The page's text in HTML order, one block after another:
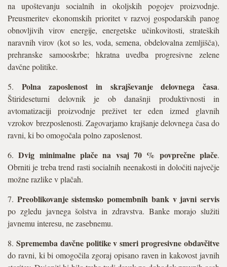
na upoštevanju socialnih in okoljskih pogojev proizvodnje.
Preusmeritev ekonomskih prioritet v razvoj gospodarskih panog
obnovljivih virov energije, energetske učinkovitosti, strateških
naravnih virov (kot so les, voda, semena, obdelovalna zemljišča),
prehranske samooskrbe; hkratna uvedba progresivne zelene
davčne politike.
5. Polna zaposlenost in skrajševanje delovnega časa.
Štirideseturni delovnik je ob današnji produktivnosti in
avtomatizaciji proizvodnje preživet ter eden izmed glavnih
vzrokov brezposlenosti. Zagovarjamo krajšanje delovnega časa do
ravni, ki bo omogočala polno zaposlenost.
6.Dvig minimalne plače na vsaj 70 % povprečne plače.
Obrniti je treba trend rasti socialnih neenakosti in določiti največje
možne razlike v plačah.
7. Preoblikovanje sistemsko pomembnih bank v javni servis
po zgledu javnega šolstva in zdravstva. Banke morajo služiti
javnemu interesu, ne zasebnemu.
8. Sprememba davčne politike v smeri progresivne obdavčitve
do ravni, ki bi omogočila zgoraj opisano raven in kakovost javnih